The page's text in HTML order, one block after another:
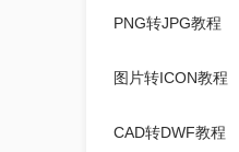
PNG转JPG教程
图片转ICON教程
CAD转DWF教程